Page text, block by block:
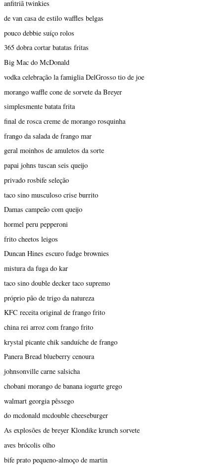
anfitriã twinkies
de van casa de estilo waffles belgas
pouco debbie suíço rolos
365 dobra cortar batatas fritas
Big Mac do McDonald
vodka celebração la famiglia DelGrosso tio de joe
morango waffle cone de sorvete da Breyer
simplesmente batata frita
final de rosca creme de morango rosquinha
frango da salada de frango mar
geral moinhos de amuletos da sorte
papai johns tuscan seis queijo
privado rosbife seleção
taco sino musculoso crise burrito
Damas campeão com queijo
hormel peru pepperoni
frito cheetos leigos
Duncan Hines escuro fudge brownies
mistura da fuga do kar
taco sino double decker taco supremo
próprio pão de trigo da natureza
KFC receita original de frango frito
china rei arroz com frango frito
krystal picante chik sanduíche de frango
Panera Bread blueberry cenoura
johnsonville carne salsicha
chobani morango de banana iogurte grego
walmart georgia pêssego
do mcdonald mcdouble cheeseburger
As explosões de breyer Klondike krunch sorvete
aves brócolis olho
bife prato pequeno-almoço de martin